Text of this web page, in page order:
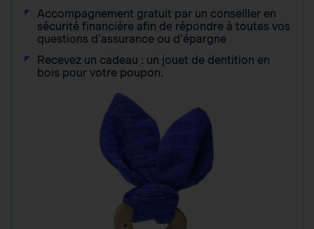
Accompagnement gratuit par un conseiller en
sécurité financière afin de répondre à toutes vos
questions d'assurance ou d'épargne
Recevez un cadeau : un jouet de dentition en
bois pour votre poupon.